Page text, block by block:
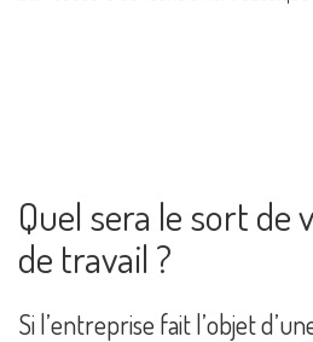
Quel sera le sort de
de travail ?
Si l’entreprise fait l’objet